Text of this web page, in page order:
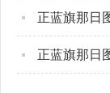
正蓝旗那日
正蓝旗那日